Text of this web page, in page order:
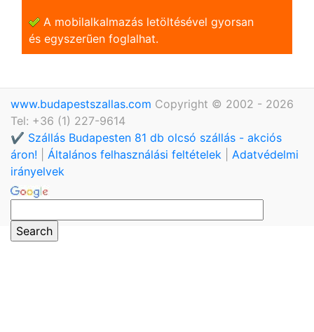
A mobilalkalmazás letöltésével gyorsan
és egyszerũen foglalhat.
www.budapestszallas.com Copyright © 2002 - 2026
Tel: +36 (1) 227-9614
✔️ Szállás Budapesten 81 db olcsó szállás - akciós
áron!
Általános felhasználási feltételek
Adatvédelmi
irányelvek